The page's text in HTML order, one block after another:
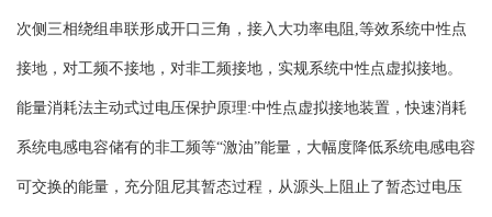
次侧三相绕组串联形成开口三角，接入大功率电阻,等效系统中性点
接地，对工频不接地，对非工频接地，实规系统中性点虚拟接地。
能量消耗法主动式过电压保护原理:中性点虚拟接地装置，快速消耗
系统电感电容储有的非工频等“激油”能量，大幅度降低系统电感电容
可交换的能量，充分阻尼其暂态过程，从源头上阻止了暂态过电压